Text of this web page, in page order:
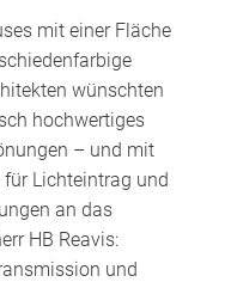
mit einer Fläche
wünschten
hochwertiges
– und mit
Lichteintrag und
an das
HB Reavis:
und